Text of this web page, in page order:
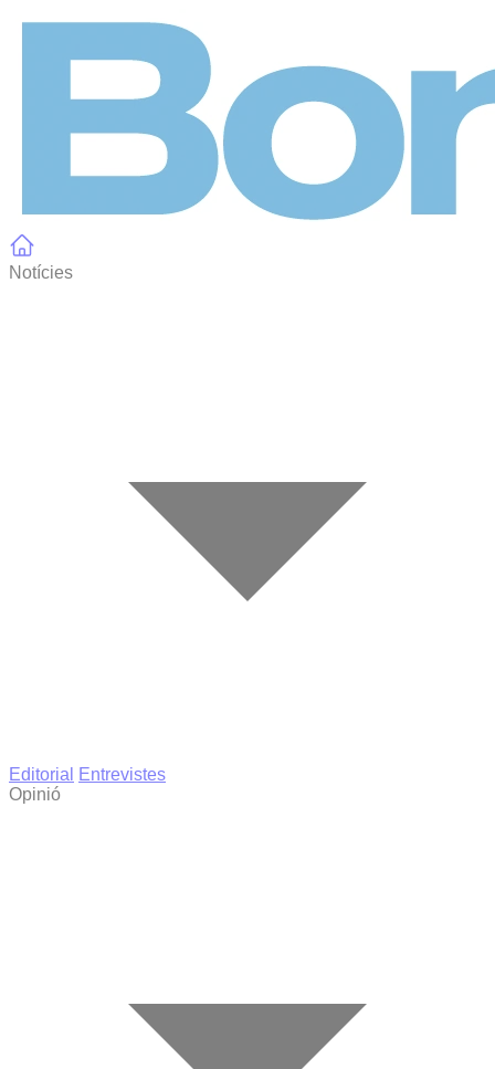
Notícies
Editorial
Entrevistes
Opinió